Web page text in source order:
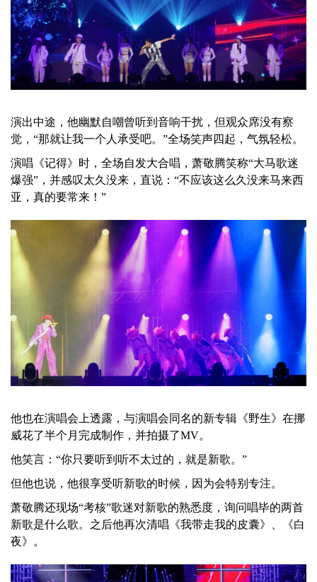
演出中途，他幽默自嘲曾听到音响干扰，但观众席没有察
觉，“那就让我一个人承受吧。”全场笑声四起，气氛轻松。
演唱《记得》时，全场自发大合唱，萧敬腾笑称“大马歌迷
爆强”，并感叹太久没来，直说：“不应该这么久没来马来西
亚，真的要常来！”
他也在演唱会上透露，与演唱会同名的新专辑《野生》在挪
威花了半个月完成制作，并拍摄了MV。
他笑言：“你只要听到听不太过的，就是新歌。”
但他也说，他很享受听新歌的时候，因为会特别专注。
萧敬腾还现场“考核”歌迷对新歌的熟悉度，询问唱毕的两首
新歌是什么歌。之后他再次清唱《我带走我的皮囊》、《白
夜》。